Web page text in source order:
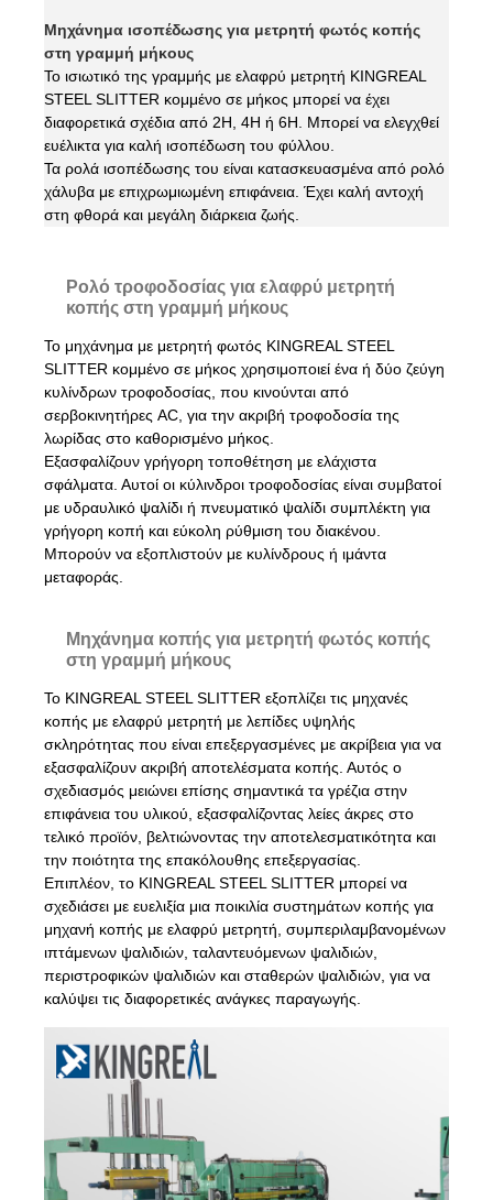
Μηχάνημα ισοπέδωσης για μετρητή φωτός κοπής
στη γραμμή μήκους
Το ισιωτικό της γραμμής με ελαφρύ μετρητή KINGREAL
STEEL SLITTER κομμένο σε μήκος μπορεί να έχει
διαφορετικά σχέδια από 2H, 4H ή 6H. Μπορεί να ελεγχθεί
ευέλικτα για καλή ισοπέδωση του φύλλου.
Τα ρολά ισοπέδωσης του είναι κατασκευασμένα από ρολό
χάλυβα με επιχρωμιωμένη επιφάνεια. Έχει καλή αντοχή
στη φθορά και μεγάλη διάρκεια ζωής.
Ρολό τροφοδοσίας για ελαφρύ μετρητή
κοπής στη γραμμή μήκους
Το μηχάνημα με μετρητή φωτός KINGREAL STEEL
SLITTER κομμένο σε μήκος χρησιμοποιεί ένα ή δύο ζεύγη
κυλίνδρων τροφοδοσίας, που κινούνται από
σερβοκινητήρες AC, για την ακριβή τροφοδοσία της
λωρίδας στο καθορισμένο μήκος.
Εξασφαλίζουν γρήγορη τοποθέτηση με ελάχιστα
σφάλματα. Αυτοί οι κύλινδροι τροφοδοσίας είναι συμβατοί
με υδραυλικό ψαλίδι ή πνευματικό ψαλίδι συμπλέκτη για
γρήγορη κοπή και εύκολη ρύθμιση του διακένου.
Μπορούν να εξοπλιστούν με κυλίνδρους ή ιμάντα
μεταφοράς.
Μηχάνημα κοπής για μετρητή φωτός κοπής
στη γραμμή μήκους
Το KINGREAL STEEL SLITTER εξοπλίζει τις μηχανές
κοπής με ελαφρύ μετρητή με λεπίδες υψηλής
σκληρότητας που είναι επεξεργασμένες με ακρίβεια για να
εξασφαλίζουν ακριβή αποτελέσματα κοπής. Αυτός ο
σχεδιασμός μειώνει επίσης σημαντικά τα γρέζια στην
επιφάνεια του υλικού, εξασφαλίζοντας λείες άκρες στο
τελικό προϊόν, βελτιώνοντας την αποτελεσματικότητα και
την ποιότητα της επακόλουθης επεξεργασίας.
Επιπλέον, το KINGREAL STEEL SLITTER μπορεί να
σχεδιάσει με ευελιξία μια ποικιλία συστημάτων κοπής για
μηχανή κοπής με ελαφρύ μετρητή, συμπεριλαμβανομένων
ιπτάμενων ψαλιδιών, ταλαντευόμενων ψαλιδιών,
περιστροφικών ψαλιδιών και σταθερών ψαλιδιών, για να
καλύψει τις διαφορετικές ανάγκες παραγωγής.